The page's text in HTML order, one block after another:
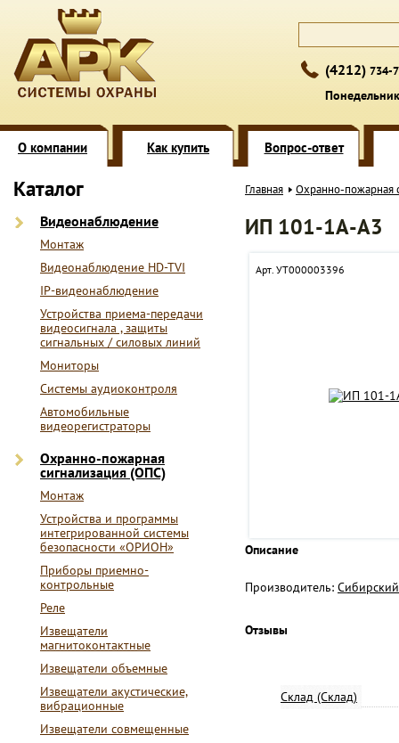
(4212) 734-
О компании Как купить Вопрос-ответ
Каталог
Видеонаблюдение
Монтаж
Видеонаблюдение HD-TVI
IP-видеонаблюдение
Устройства приема-передачи
видеосигнала , защиты
сигнальных / силовых линий
Мониторы
Системы аудиоконтроля
Автомобильные
видеорегистраторы
Охранно-пожарная
сигнализация (ОПС)
Монтаж
Устройства и программы
интегрированной системы
безопасности «ОРИОН»
Приборы приемно-
контрольные
Реле
Извещатели
магнитоконтактные
Извещатели объемные
Извещатели акустические,
вибрационные
Извещатели совмещенные
Главная Охранно-пожарная
ИП 101-1А-А3
Арт. УТ000003396
Описание
Производитель:
Отзывы
Склад (Склад)